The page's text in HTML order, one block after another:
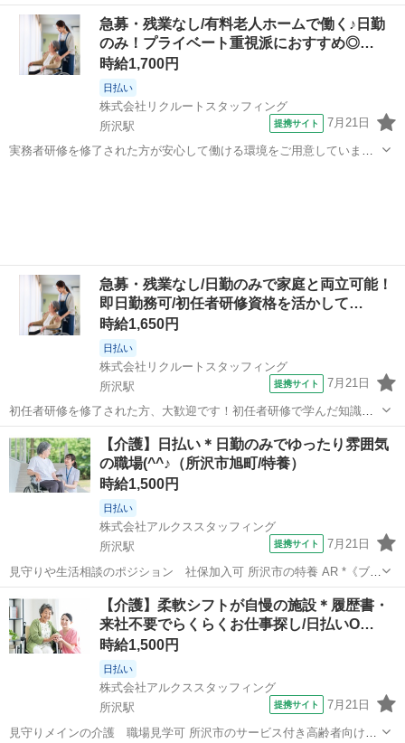
す！資格はなくても、これまでのご経験を活かして活躍していただけ
る環境を整えています。入社後もフォロー体制があるため、スキルを
さらに磨きながら安心して働けます。ご経...
埼玉 所沢市 所沢駅 介護
急募・残業なし/有料老人ホームで働く♪日勤
のみ！プライベート重視派におすすめ◎…
時給1,700円
日払い
株式会社リクルートスタッフィング
所沢駅
提携サイト 7月21日
実務者研修を修了された方が安心して働ける環境をご用意していま
急募・残業なし/日勤のみで家庭と両立可能！
即日勤務可/初任者研修資格を活かして…
時給1,650円
日払い
株式会社リクルートスタッフィング
所沢駅
提携サイト 7月21日
初任者研修を修了された方、大歓迎です！初任者研修で学んだ知識を
活かしませんか？入社後は、丁寧なフォロー体制のもと、介護現場で
の経験を積み重ねて成長できる環境です。ぜひ一緒に働きましょう！
ゆったりとした高齢者向け高級マンシ...
埼玉 所沢市 所沢駅 介護
【介護】日払い＊日勤のみでゆったり雰囲気
の職場(^^♪（所沢市旭町/特養）
時給1,500円
日払い
株式会社アルクススタッフィング
所沢駅
提携サイト 7月21日
見守りや生活相談のポジション 社保加入可 所沢市の特養 AR *《ブラ
ンクOK＆子育て世代歓迎》* *明るく清潔な施設で、笑顔あふれるお仕
事♪* ▼こんな施設 ・日勤のみ／週2日～OK ・急なお休みにも柔軟対
応 ・研修...
埼玉 所沢駅 介護
【介護】柔軟シフトが自慢の施設＊履歴書・
来社不要でらくらくお仕事探し/日払いO…
時給1,500円
日払い
株式会社アルクススタッフィング
所沢駅
提携サイト 7月21日
見守りメインの介護 職場見学可 所沢市のサービス付き高齢者向け住